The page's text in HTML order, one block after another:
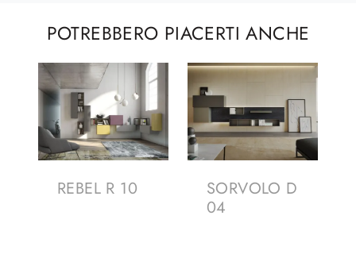
POTREBBERO PIACERTI ANCHE
REBEL R 10
SORVOLO D
04